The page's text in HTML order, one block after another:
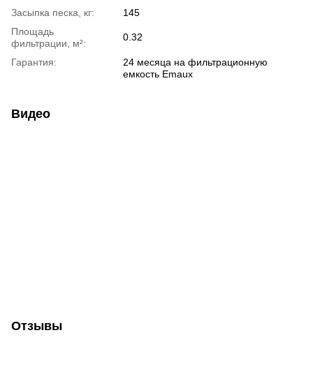
Засыпка песка, кг:
145
Площадь
фильтрации, м²:
0.32
Гарантия:
24 месяца на фильтрационную
емкость Emaux
Видео
Отзывы